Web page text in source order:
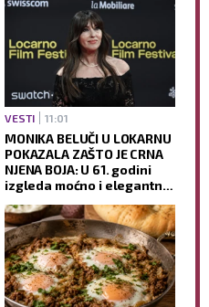
VESTI 11:01
MONIKA BELUČI U LOKARNU
POKAZALA ZAŠTO JE CRNA
NJENA BOJA: U 61. godini
izgleda moćno i elegantno,
komentarišu (FOTO)